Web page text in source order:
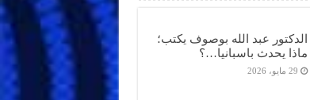
الدكتور عبد الله بوصوف يكتب؛
ماذا يحدث باسبانيا…؟
29 مايو، 2026